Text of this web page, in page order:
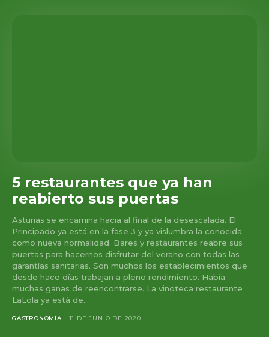
5 restaurantes que ya han
reabierto sus puertas
Asturias se encamina hacia al final de la desescalada. El
Principado ya está en la fase 3 y ya vislumbra la conocida
como nueva normalidad. Bares y restaurantes reabre sus
puertas para hacernos disfrutar del verano con todas las
garantías sanitarias. Son muchos los establecimientos que
desde hace días trabajan a pleno rendimiento. Había
muchas ganas de reencontrarse. La vinoteca restaurante
LaLola ya está de...
GASTRONOMIA 11 DE JUNIO DE 2020